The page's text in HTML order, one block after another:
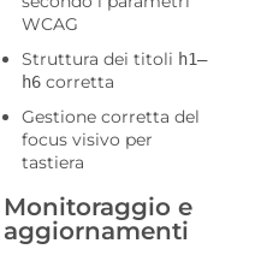
WCAG
Struttura dei titoli h1–
h6 corretta
Gestione corretta del
focus visivo per
tastiera
Monitoraggio e
aggiornamenti